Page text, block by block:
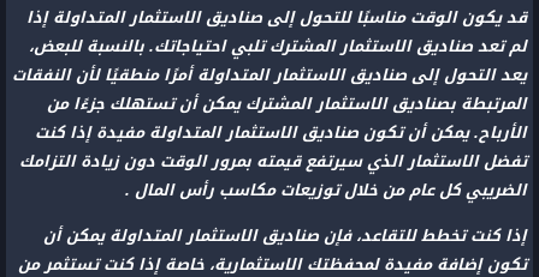
قد يكون الوقت مناسبًا للتحول إلى صناديق الاستثمار المتداولة إذا
لم تعد صناديق الاستثمار المشترك تلبي احتياجاتك. بالنسبة للبعض،
يعد التحول إلى صناديق الاستثمار المتداولة أمرًا منطقيًا لأن النفقات
المرتبطة بصناديق الاستثمار المشترك يمكن أن تستهلك جزءًا من
الأرباح. يمكن أن تكون صناديق الاستثمار المتداولة مفيدة إذا كنت
تفضل الاستثمار الذي سيرتفع قيمته بمرور الوقت دون زيادة التزامك
الضريبي كل عام من خلال توزيعات مكاسب رأس المال .
إذا كنت تخطط للتقاعد، فإن صناديق الاستثمار المتداولة يمكن أن
تكون إضافة مفيدة لمحفظتك الاستثمارية، خاصة إذا كنت تستثمر من